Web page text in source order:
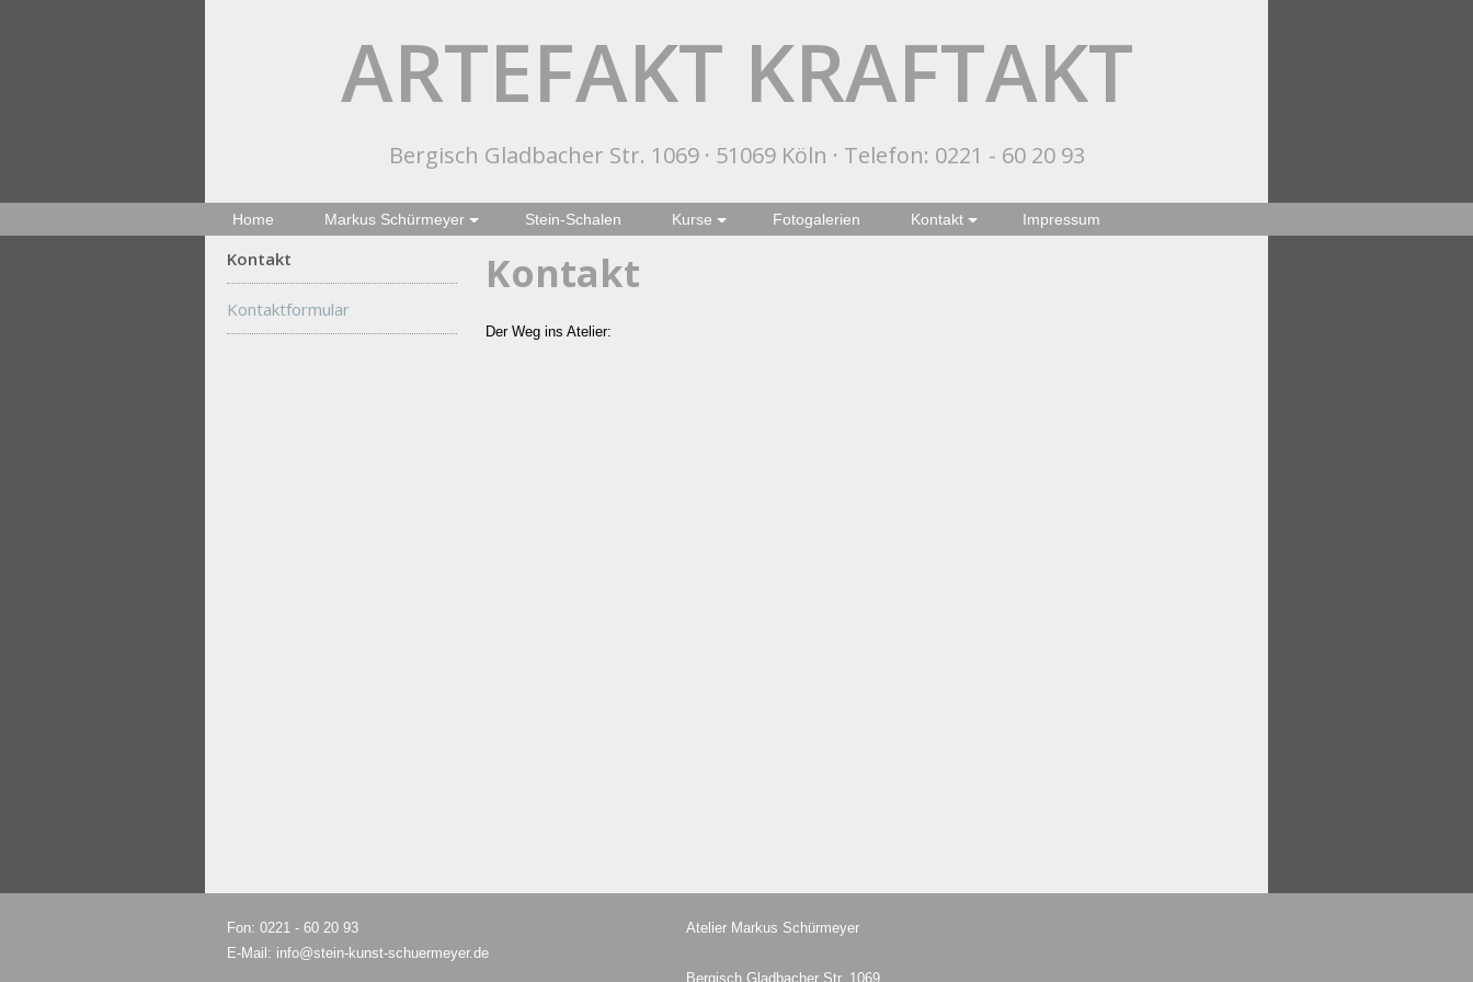
ARTEFAKT KRAFTAKT
Bergisch Gladbacher Str. 1069 · 51069 Köln · Telefon: 0221 - 60 20 93
Home Markus Schürmeyer Stein-Schalen Kurse Fotogalerien Kontakt Impressum
Kontakt
Kontaktformular
Kontakt
Der Weg ins Atelier:
Fon: 0221 - 60 20 93
E-Mail: info@stein-kunst-schuermeyer.de
Atelier Markus Schürmeyer
Bergisch Gladbacher Str. 1069